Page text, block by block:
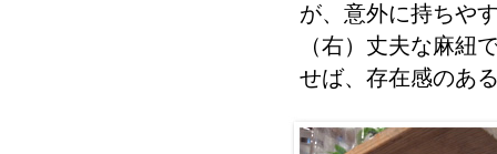
が、意外に持ちや
（右）丈夫な麻紐
せば、存在感のあ